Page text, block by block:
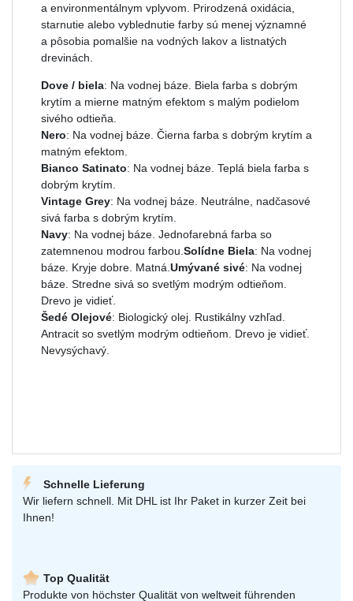
a environmentálnym vplyvom. Prirodzená oxidácia,
starnutie alebo vyblednutie farby sú menej významné
a pôsobia pomalšie na vodných lakov a listnatých
drevinách.
Dove / biela: Na vodnej báze. Biela farba s dobrým
krytím a mierne matným efektom s malým podielom
sivého odtieňa.
Nero: Na vodnej báze. Čierna farba s dobrým krytím a
matným efektom.
Bianco Satinato: Na vodnej báze. Teplá biela farba s
dobrým krytím.
Vintage Grey: Na vodnej báze. Neutrálne, nadčasové
sivá farba s dobrým krytím.
Navy: Na vodnej báze. Jednofarebná farba so
zatemnenou modrou farbou. Solídne Biela: Na vodnej
báze. Kryje dobre. Matná. Umývané sivé: Na vodnej
báze. Stredne sivá so svetlým modrým odtieňom.
Drevo je vidieť.
Šedé Olejové: Biologický olej. Rustikálny vzhľad.
Antracit so svetlým modrým odtieňom. Drevo je vidieť.
Nevysýchavý.
Schnelle Lieferung
Wir liefern schnell. Mit DHL ist Ihr Paket in kurzer Zeit bei
Ihnen!
Top Qualität
Produkte von höchster Qualität von weltweit führenden